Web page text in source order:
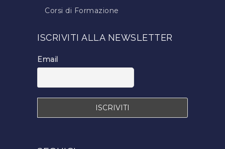
Corsi di Formazione
Iscrizione a TricoItalia
Blog Calvizie
ISCRIVITI ALLA NEWSLETTER
Email